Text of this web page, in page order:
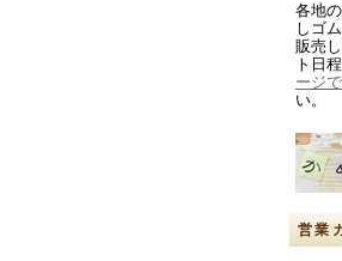
各地
しゴ
販売
ト日
ージで
い。
営業